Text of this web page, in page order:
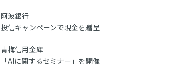
阿波銀行
投信キャンペーンで現金を贈呈
青梅信用金庫
「AIに関するセミナー」を開催